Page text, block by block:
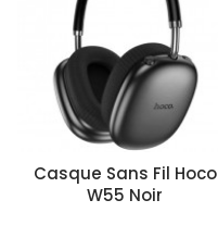
Casque Sans Fil Hoco
W55 Noir